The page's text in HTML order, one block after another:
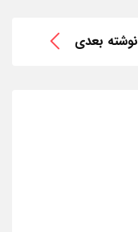
نوشته بعدی